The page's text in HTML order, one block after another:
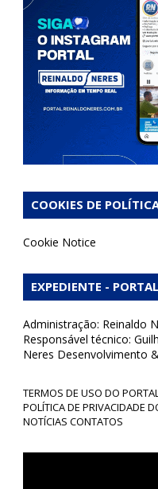
COOKIES DE
Cookie Notice
EXPEDIENTE -
Administração: Reinaldo
Responsável técnico:
Neres Desenvolvimento
TERMOS DE USO DO
POLÍTICA DE PRIVACIDADE
NOTÍCIAS CONTATOS